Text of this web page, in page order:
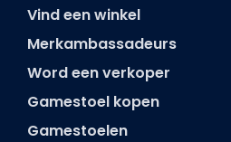
Vind een winkel
Merkambassadeurs
Word een verkoper
Gamestoel kopen
Gamestoelen